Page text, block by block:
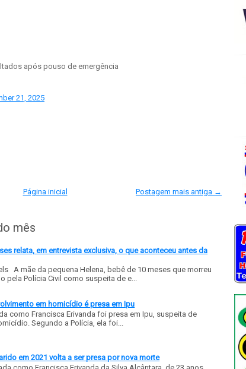
após pouso de emergência
21, 2025
Postagem mais antiga →
Página inicial
mês
relata, em entrevista exclusiva, o que aconteceu antes da
A mãe da pequena Helena, bebê de 10 meses que morreu
pela Polícia Civil como suspeita de e...
em homicídio é presa em Ipu
como Francisca Erivanda foi presa em Ipu, suspeita de
Segundo a Polícia, ela foi...
em 2021 volta a ser presa por nova morte